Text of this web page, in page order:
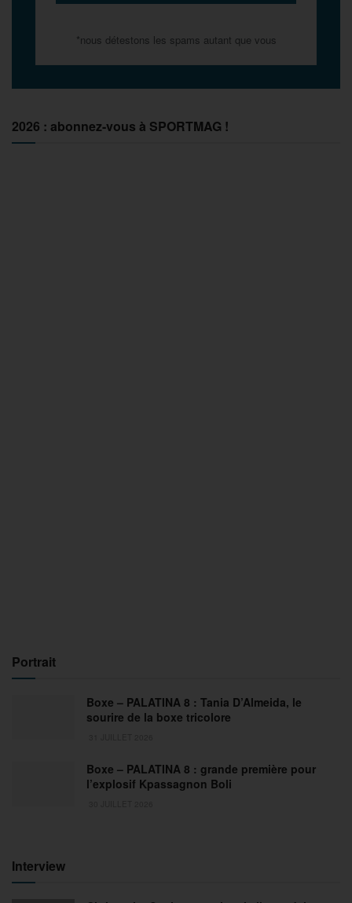
*nous détestons les spams autant que vous
2026 : abonnez-vous à SPORTMAG !
Portrait
Boxe – PALATINA 8 : Tania D’Almeida, le
sourire de la boxe tricolore
Boxe – PALATINA 8 : grande première pour
l’explosif Kpassagnon Boli
Interview